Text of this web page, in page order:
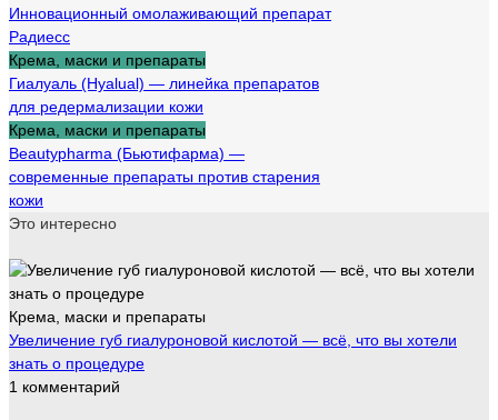
Инновационный омолаживающий препарат
Радиесс
Крема, маски и препараты
Гиалуаль (Hyalual) — линейка препаратов
для редермализации кожи
Крема, маски и препараты
Beautypharma (Бьютифарма) —
современные препараты против старения
кожи
Это интересно
Крема, маски и препараты
Увеличение губ гиалуроновой кислотой — всё, что вы хотели
знать о процедуре
1 комментарий